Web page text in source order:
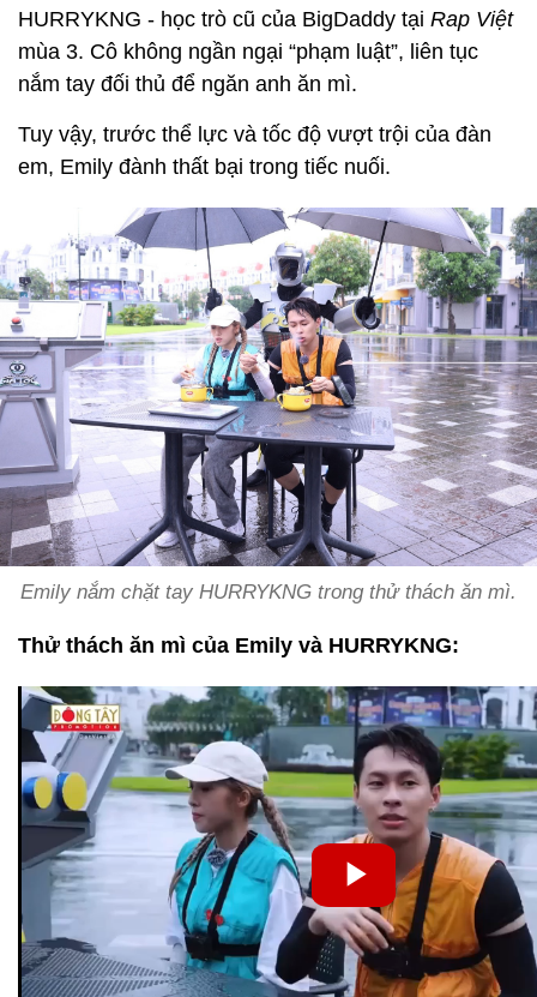
HURRYKNG - học trò cũ của BigDaddy tại Rap Việt
mùa 3. Cô không ngần ngại “phạm luật”, liên tục
nắm tay đối thủ để ngăn anh ăn mì.
Tuy vậy, trước thể lực và tốc độ vượt trội của đàn
em, Emily đành thất bại trong tiếc nuối.
Emily nắm chặt tay HURRYKNG trong thử thách ăn mì.
Thử thách ăn mì của Emily và HURRYKNG: